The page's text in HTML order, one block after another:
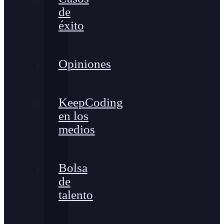
de
éxito
Opiniones
KeepCoding
en los
medios
Bolsa
de
talento